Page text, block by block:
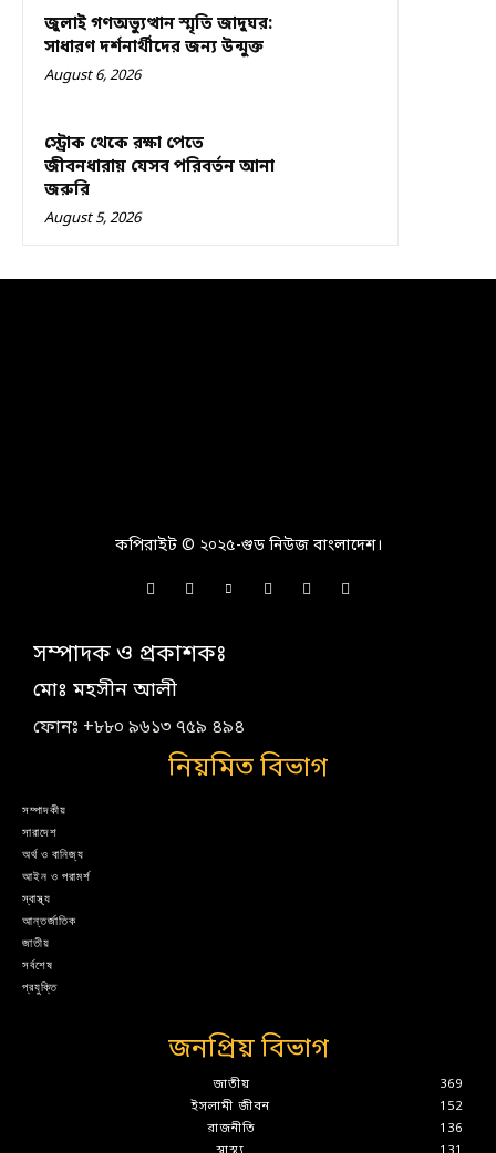
জুলাই গণঅভ্যুত্থান স্মৃতি জাদুঘর:
সাধারণ দর্শনার্থীদের জন্য উন্মুক্ত
August 6, 2026
স্ট্রোক থেকে রক্ষা পেতে
জীবনধারায় যেসব পরিবর্তন আনা
জরুরি
August 5, 2026
কপিরাইট © ২০২৫-গুড নিউজ বাংলাদেশ।
সম্পাদক ও প্রকাশকঃ
মোঃ মহসীন আলী
ফোনঃ +৮৮০ ৯৬১৩ ৭৫৯ ৪৯৪
নিয়মিত বিভাগ
সম্পাদকীয়
সারাদেশ
অর্থ ও বানিজ্য
আইন ও পরামর্শ
স্বাস্থ্য
আন্তর্জাতিক
জাতীয়
সর্বশেষ
প্রযুক্তি
জনপ্রিয় বিভাগ
জাতীয়
369
ইসলামী জীবন
152
রাজনীতি
136